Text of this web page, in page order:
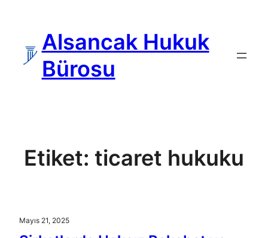
Alsancak Hukuk
Bürosu
Etiket: ticaret hukuku
Mayıs 21, 2025